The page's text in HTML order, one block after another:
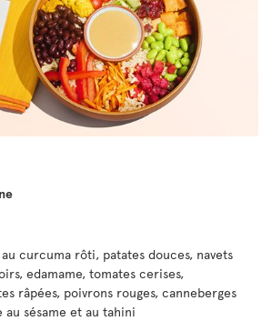
curcuma rôti, patates douces, navets
edamame, tomates cerises,
râpées, poivrons rouges, canneberges
au sésame et au tahini